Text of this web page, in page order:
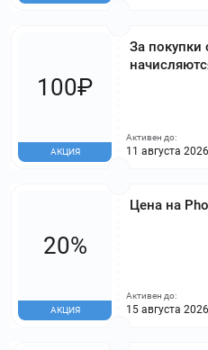
За покупки
100₽
АКЦИЯ
Активен до:
11 августа 2026
Цена на
20%
АКЦИЯ
Активен до:
15 августа 2026